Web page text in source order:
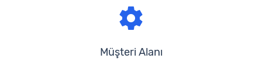
settings
Müşteri Alanı